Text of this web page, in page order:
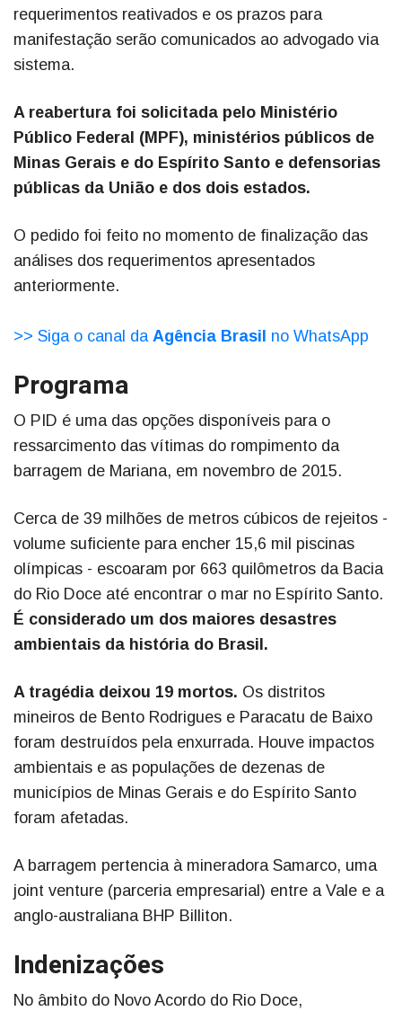
requerimentos reativados e os prazos para
manifestação serão comunicados ao advogado via
sistema.
A reabertura foi solicitada pelo Ministério
Público Federal (MPF), ministérios públicos de
Minas Gerais e do Espírito Santo e defensorias
públicas da União e dos dois estados.
O pedido foi feito no momento de finalização das
análises dos requerimentos apresentados
anteriormente.
>> Siga o canal da Agência Brasil no WhatsApp
Programa
O PID é uma das opções disponíveis para o
ressarcimento das vítimas do rompimento da
barragem de Mariana, em novembro de 2015.
Cerca de 39 milhões de metros cúbicos de rejeitos -
volume suficiente para encher 15,6 mil piscinas
olímpicas - escoaram por 663 quilômetros da Bacia
do Rio Doce até encontrar o mar no Espírito Santo.
É considerado um dos maiores desastres
ambientais da história do Brasil.
A tragédia deixou 19 mortos. Os distritos
mineiros de Bento Rodrigues e Paracatu de Baixo
foram destruídos pela enxurrada. Houve impactos
ambientais e as populações de dezenas de
municípios de Minas Gerais e do Espírito Santo
foram afetadas.
A barragem pertencia à mineradora Samarco, uma
joint venture (parceria empresarial) entre a Vale e a
anglo-australiana BHP Billiton.
Indenizações
No âmbito do Novo Acordo do Rio Doce,